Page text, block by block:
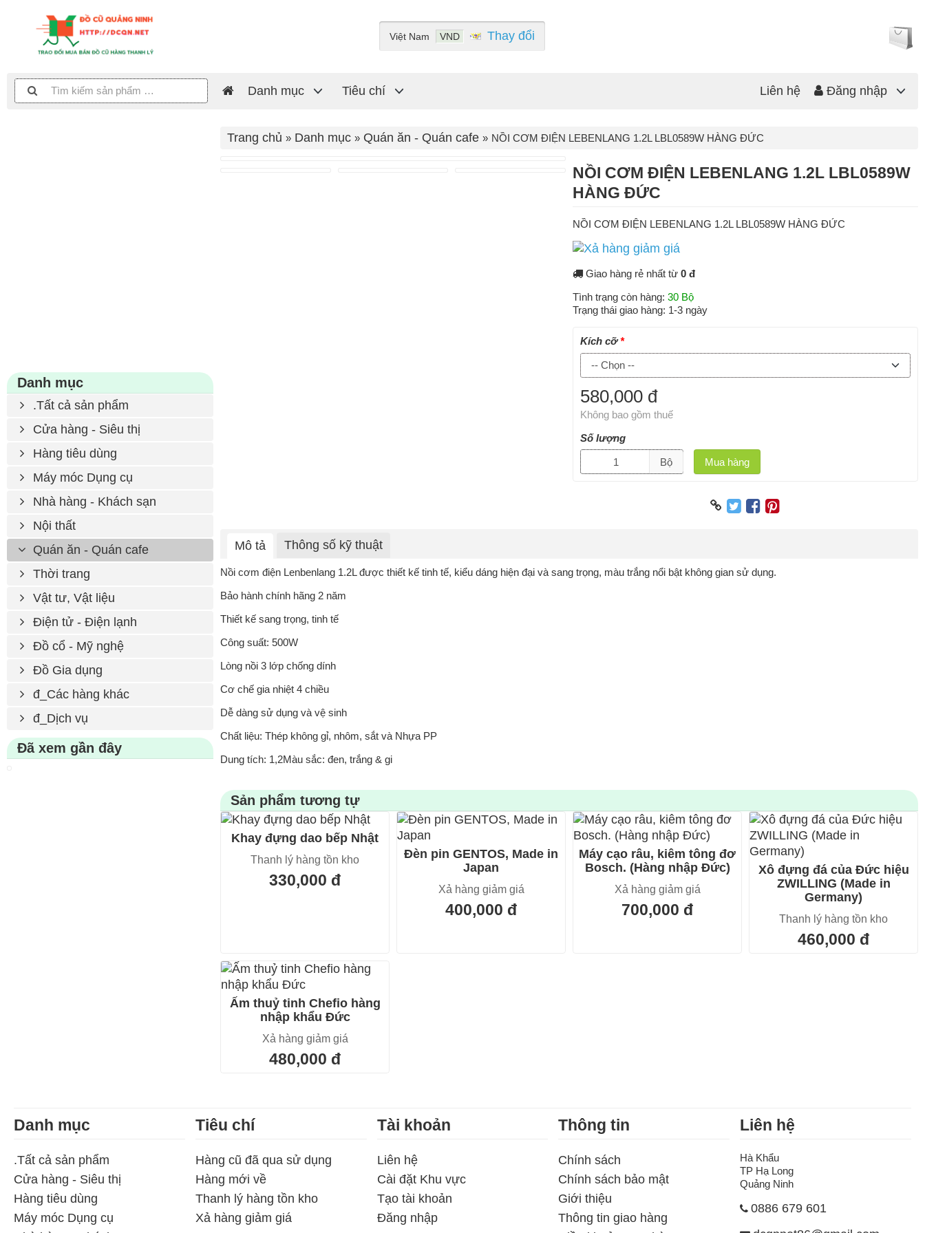
Việt Nam VND Thay đổi
Danh mục Tiêu chí Liên hệ Đăng nhập
Danh mục
.Tất cả sản phẩm
Cửa hàng - Siêu thị
Hàng tiêu dùng
Máy móc Dụng cụ
Nhà hàng - Khách sạn
Nội thất
Quán ăn - Quán cafe
Thời trang
Vật tư, Vật liệu
Điện tử - Điện lạnh
Đồ cổ - Mỹ nghệ
Đồ Gia dụng
đ_Các hàng khác
đ_Dịch vụ
Đã xem gần đây
Trang chủ Danh mục Quán ăn - Quán cafe NỒI CƠM ĐIỆN LEBENLANG 1.2L LBL0589W HÀNG ĐỨC
NỒI CƠM ĐIỆN LEBENLANG 1.2L LBL0589W
HÀNG ĐỨC
NỒI CƠM ĐIỆN LEBENLANG 1.2L LBL0589W HÀNG ĐỨC
Giao hàng rẻ nhất từ 0 đ
Tình trạng còn hàng: 30 Bộ
Trạng thái giao hàng: 1-3 ngày
Kích cỡ
580,000 đ
Không bao gồm thuế
Số lượng
Bộ Mua hàng
Mô tả Thông số kỹ thuật
Nồi cơm điện Lenbenlang 1.2L được thiết kế tinh tế, kiểu dáng hiện đại và sang trọng, màu trắng nổi bật không gian sử dụng.
Bảo hành chính hãng 2 năm
Thiết kế sang trọng, tinh tế
Công suất: 500W
Lòng nồi 3 lớp chống dính
Cơ chế gia nhiệt 4 chiều
Dễ dàng sử dụng và vệ sinh
Chất liệu: Thép không gỉ, nhôm, sắt và Nhựa PP
Dung tích: 1,2Màu sắc: đen, trắng & gi
Sản phẩm tương tự
Khay đựng dao bếp Nhật
Thanh lý hàng tồn kho
330,000 đ
Đèn pin GENTOS, Made in
Japan
Xả hàng giảm giá
400,000 đ
Máy cạo râu, kiêm tông đơ
Bosch. (Hàng nhập Đức)
Xả hàng giảm giá
700,000 đ
Xô đựng đá của Đức hiệu
ZWILLING (Made in
Germany)
Thanh lý hàng tồn kho
460,000 đ
Ấm thuỷ tinh Chefio hàng
nhập khẩu Đức
Xả hàng giảm giá
480,000 đ
Danh mục
.Tất cả sản phẩm
Cửa hàng - Siêu thị
Hàng tiêu dùng
Máy móc Dụng cụ
Tiêu chí
Hàng cũ đã qua sử dụng
Hàng mới về
Thanh lý hàng tồn kho
Xả hàng giảm giá
Tài khoản
Liên hệ
Cài đặt Khu vực
Tạo tài khoản
Đăng nhập
Thông tin
Chính sách
Chính sách bảo mật
Giới thiệu
Thông tin giao hàng
Liên hệ
Hà Khẩu
TP Hạ Long
Quảng Ninh
0886 679 601